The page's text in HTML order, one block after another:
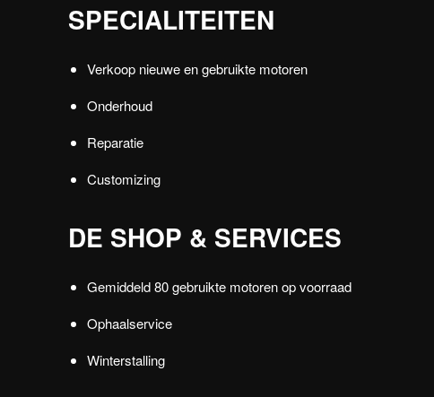
SPECIALITEITEN
Verkoop nieuwe en gebruikte motoren
Onderhoud
Reparatie
Customizing
DE SHOP & SERVICES
Gemiddeld 80 gebruikte motoren op voorraad
Ophaalservice
Winterstalling